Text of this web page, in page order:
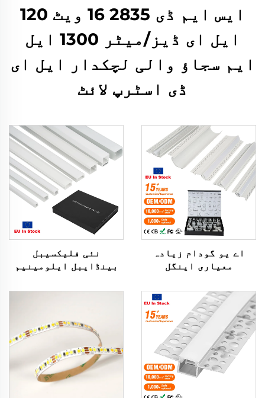
ایس ایم ڈی 2835 16 ویٹ 120
ایل ای ڈیز/میٹر 1300 ایل
ایم سجاؤ والی لچکدار ایل ای
ڈی اسٹرپ لائٹ
اے یو گودام زیادہ
معیاری اینگل
ایکسٹروژن ہاؤسنگ
چینل مبہم کور لائٹ
اسٹرپ بار دبا کر
لگانے والی ایل ای ڈی
پروفائل الومینیم
نئی فلیکسیبل
بینڈایبل ایلومینیم
پلاسٹر لیڈ اسٹرپ لائٹ
ریسیسڈ لیڈ ڈفیوزر
یورپی یونین میں
اسٹاک میں